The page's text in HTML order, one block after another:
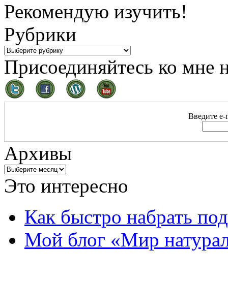
Рекомендую изучить!
Рубрики
Присоединяйтесь ко мне
Введите e-
Архивы
Это интересно
Как быстро набрать
Мой блог «Мир